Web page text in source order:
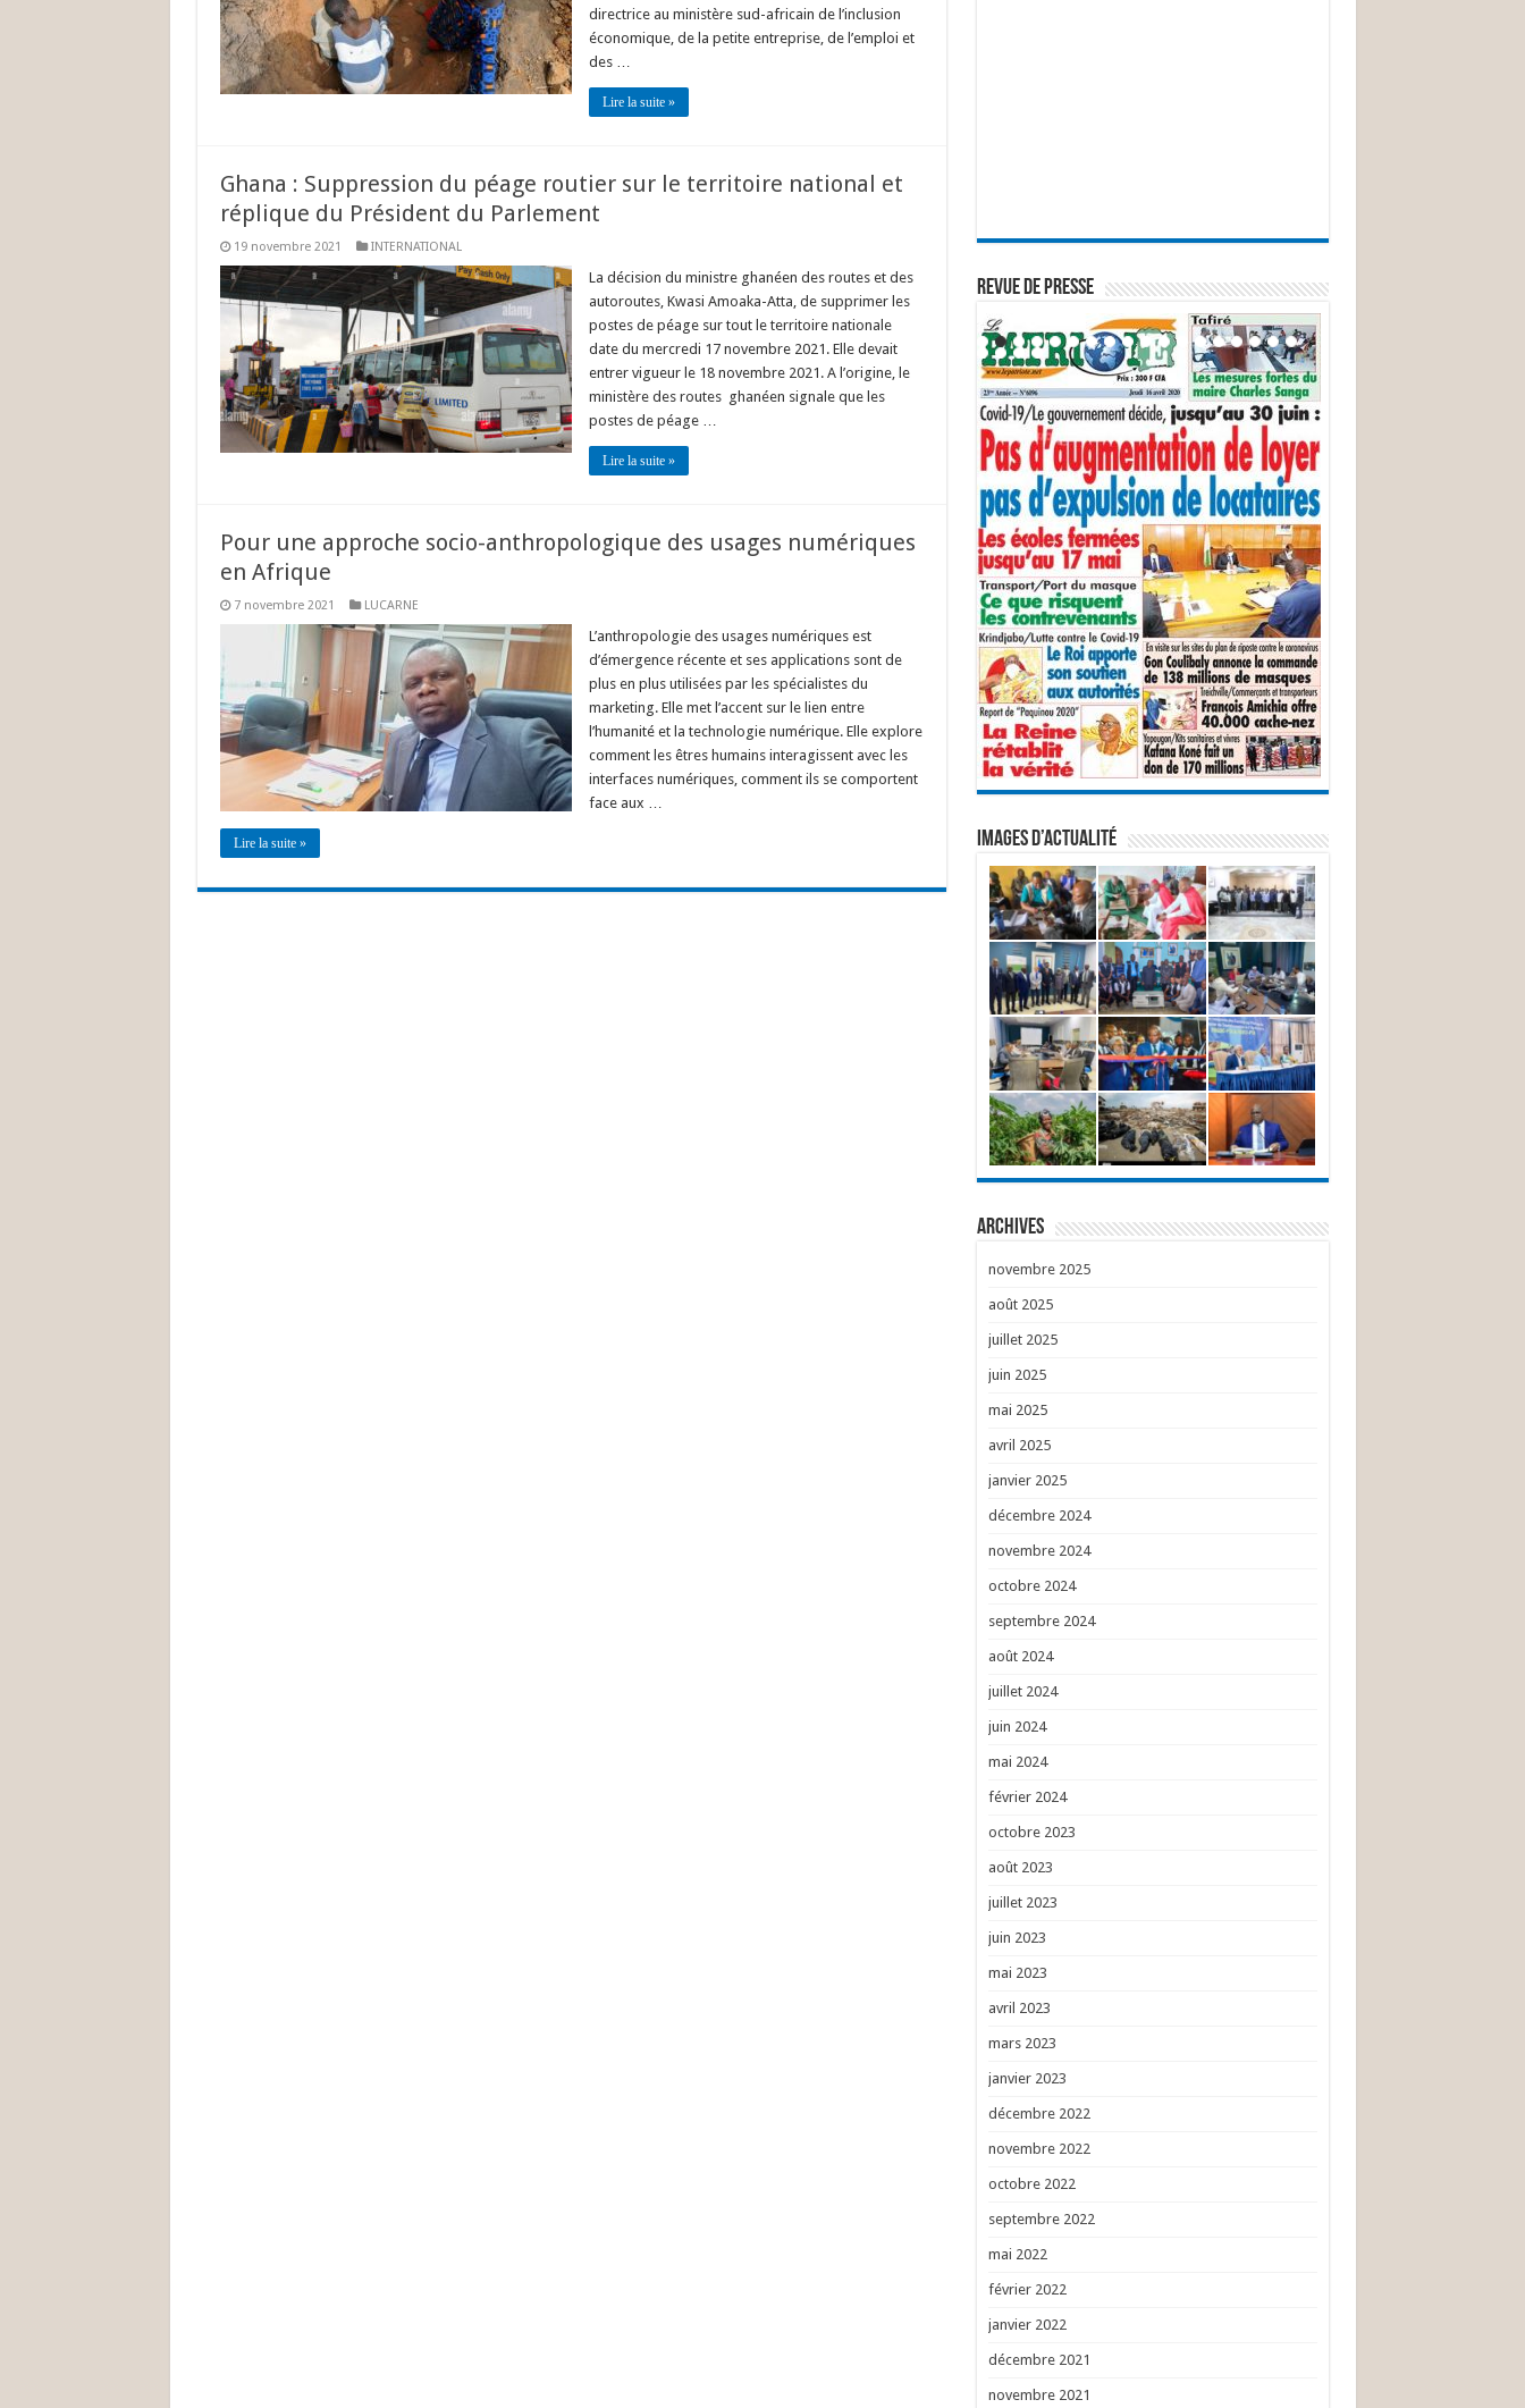
directrice au ministère sud-africain de l’inclusion
économique, de la petite entreprise, de l’emploi et
des …
Lire la suite »
Ghana : Suppression du péage routier sur le territoire national et
réplique du Président du Parlement
19 novembre 2021 INTERNATIONAL
La décision du ministre ghanéen des routes et des
autoroutes, Kwasi Amoaka-Atta, de supprimer les
postes de péage sur tout le territoire nationale
date du mercredi 17 novembre 2021. Elle devait
entrer vigueur le 18 novembre 2021. A l’origine, le
ministère des routes ghanéen signale que les
postes de péage …
Lire la suite »
Pour une approche socio-anthropologique des usages numériques
en Afrique
7 novembre 2021 LUCARNE
L’anthropologie des usages numériques est
d’émergence récente et ses applications sont de
plus en plus utilisées par les spécialistes du
marketing. Elle met l’accent sur le lien entre
l’humanité et la technologie numérique. Elle explore
comment les êtres humains interagissent avec les
interfaces numériques, comment ils se comportent
face aux …
Lire la suite »
REVUE DE PRESSE
IMAGES D’ACTUALITÉ
Archives
novembre 2025
août 2025
juillet 2025
juin 2025
mai 2025
avril 2025
janvier 2025
décembre 2024
novembre 2024
octobre 2024
septembre 2024
août 2024
juillet 2024
juin 2024
mai 2024
février 2024
octobre 2023
août 2023
juillet 2023
juin 2023
mai 2023
avril 2023
mars 2023
janvier 2023
décembre 2022
novembre 2022
octobre 2022
septembre 2022
mai 2022
février 2022
janvier 2022
décembre 2021
novembre 2021